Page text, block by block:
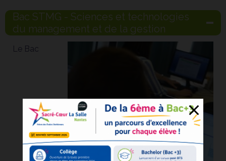
Bac STMG - Sciences et technologies
du management et de la gestion
Le Bac